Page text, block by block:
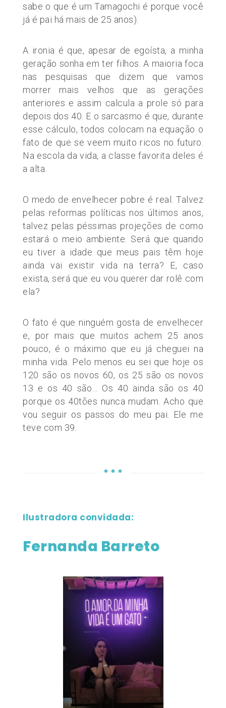
sabe o que é um Tamagochi é porque você
já é pai há mais de 25 anos).
A ironia é que, apesar de egoísta, a minha
geração sonha em ter filhos. A maioria foca
nas pesquisas que dizem que vamos
morrer mais velhos que as gerações
anteriores e assim calcula a prole só para
depois dos 40. E o sarcasmo é que, durante
esse cálculo, todos colocam na equação o
fato de que se veem muito ricos no futuro.
Na escola da vida, a classe favorita deles é
a alta.
O medo de envelhecer pobre é real. Talvez
pelas reformas políticas nos últimos anos,
talvez pelas péssimas projeções de como
estará o meio ambiente. Será que quando
eu tiver a idade que meus pais têm hoje
ainda vai existir vida na terra? E, caso
exista, será que eu vou querer dar rolê com
ela?
O fato é que ninguém gosta de envelhecer
e, por mais que muitos achem 25 anos
pouco, é o máximo que eu já cheguei na
minha vida. Pelo menos eu sei que hoje os
120 são os novos 60, os 25 são os novos
13 e os 40 são… Os 40 ainda são os 40
porque os 40tões nunca mudam. Acho que
vou seguir os passos do meu pai. Ele me
teve com 39.
* * *
Ilustradora convidada:
Fernanda Barreto